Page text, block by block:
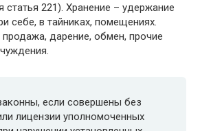
статья 221). Хранение – удержание
себе, в тайниках, помещениях.
дарение, обмен, прочие
если совершены без
лицензии уполномоченных